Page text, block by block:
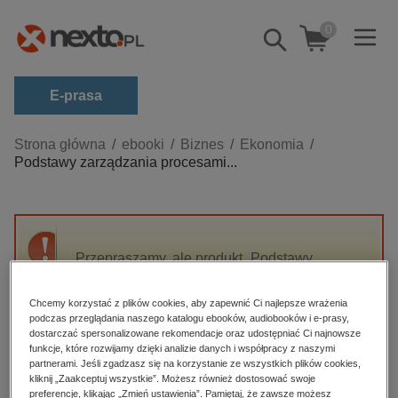
Pokaż/schowaj
wyszukiwarkę
0
E-prasa
Kategorie
Zobacz wszystkie E-prasa
budownictwo, aranżacja wnętrz
darmowe wydania
edukacja
hobby, sport, rozrywka
komputery, internet, technologie, informatyka
Strona główna ebooki Biznes
Ekonomia
Podstawy zarządzania procesami...
Przepraszamy, ale produkt „Podstawy
High-contrast mode
Polecane
Chcemy korzystać z plików cookies, aby zapewnić Ci najlepsze wrażenia
podczas przeglądania naszego katalogu ebooków, audiobooków i e-prasy,
dostarczać spersonalizowane rekomendacje oraz udostępniać Ci najnowsze
funkcje, które rozwijamy dzięki analizie danych i współpracy z naszymi
partnerami. Jeśli zgadzasz się na korzystanie ze wszystkich plików cookies,
kliknij „Zaakceptuj wszystkie”. Możesz również dostosować swoje
preferencje, klikając „Zmień ustawienia”. Pamiętaj, że zawsze możesz